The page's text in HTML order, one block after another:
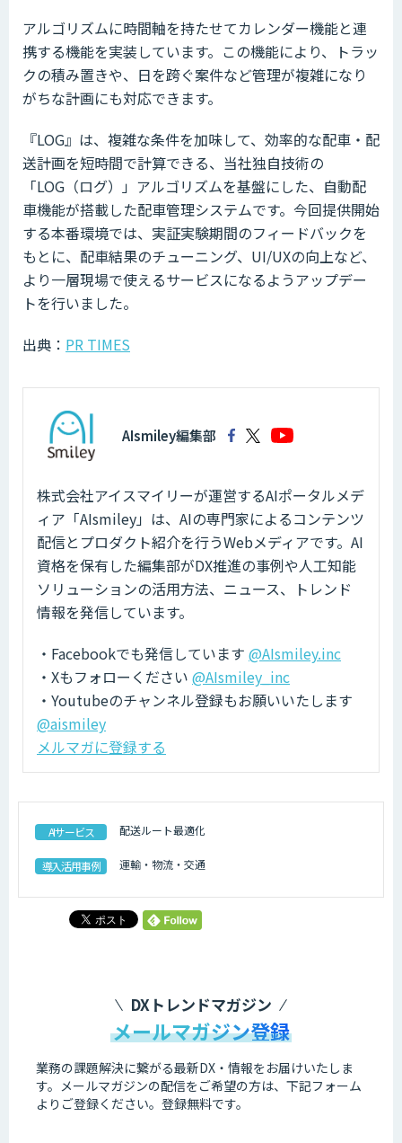
アルゴリズムに時間軸を持たせてカレンダー機能と連
携する機能を実装しています。この機能により、トラッ
クの積み置きや、日を跨ぐ案件など管理が複雑になり
がちな計画にも対応できます。
『LOG』は、複雑な条件を加味して、効率的な配車・配
送計画を短時間で計算できる、当社独自技術の
「LOG（ログ）」アルゴリズムを基盤にした、自動配
車機能が搭載した配車管理システムです。今回提供開始
する本番環境では、実証実験期間のフィードバックを
もとに、配車結果のチューニング、UI/UXの向上など、
より一層現場で使えるサービスになるようアップデー
トを行いました。
出典： PR TIMES
AIsmiley編集部
株式会社アイスマイリーが運営するAIポータルメデ
ィア「AIsmiley」は、AIの専門家によるコンテンツ
配信とプロダクト紹介を行うWebメディアです。AI
資格を保有した編集部がDX推進の事例や人工知能
ソリューションの活用方法、ニュース、トレンド
情報を発信しています。
・Facebookでも発信しています @AIsmiley.inc
・Xもフォローください @AIsmiley_inc
・Youtubeのチャンネル登録もお願いいたします
@aismiley
メルマガに登録する
AIサービス 配送ルート最適化
導入活用事例 運輸・物流・交通
DXトレンドマガジン
メールマガジン登録
業務の課題解決に繋がる最新DX・情報をお届けいたしま
す。 メールマガジンの配信をご希望の方は、下記フォーム
よりご登録ください。登録無料です。